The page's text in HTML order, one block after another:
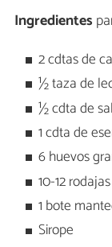
Ingredientes
2 cdtas de
½ taza de
½ cdta de sal
1 cdta de
6 huevos
10-12
1 bote
Sirope